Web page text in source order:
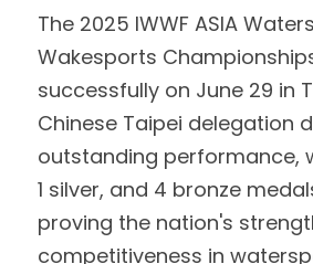
The 2025 IWWF ASIA
Wakesports
successfully on June 29 in
Chinese Taipei delegation
outstanding performance,
1 silver, and 4 bronze
proving the nation's
competitiveness in